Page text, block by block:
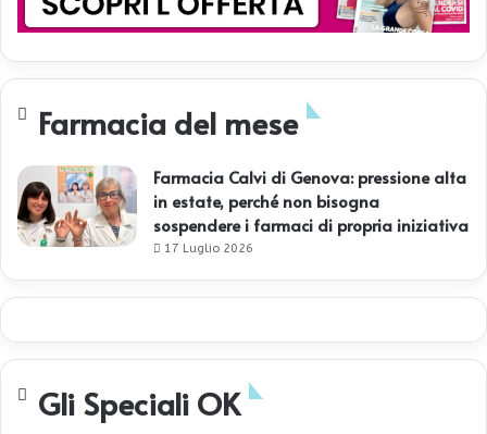
Farmacia del mese
Farmacia Calvi di Genova: pressione alta
in estate, perché non bisogna
sospendere i farmaci di propria iniziativa
17 Luglio 2026
Gli Speciali OK